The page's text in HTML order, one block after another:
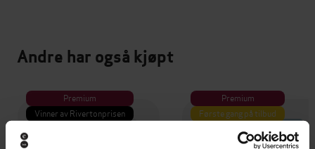
Andre har også kjøpt
Premium
Vinner av Rivertonprisen
Premium
Første gang på tilbud